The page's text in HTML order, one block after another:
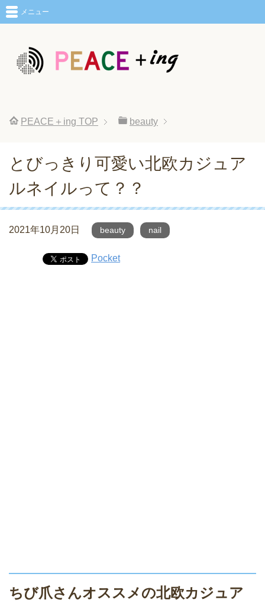
メニュー
PEACE＋ing TOP beauty
とびっきり可愛い北欧カジュア
ルネイルって？？
2021年10月20日 beauty nail
Pocket
ちび爪さんオススメの北欧カジュア